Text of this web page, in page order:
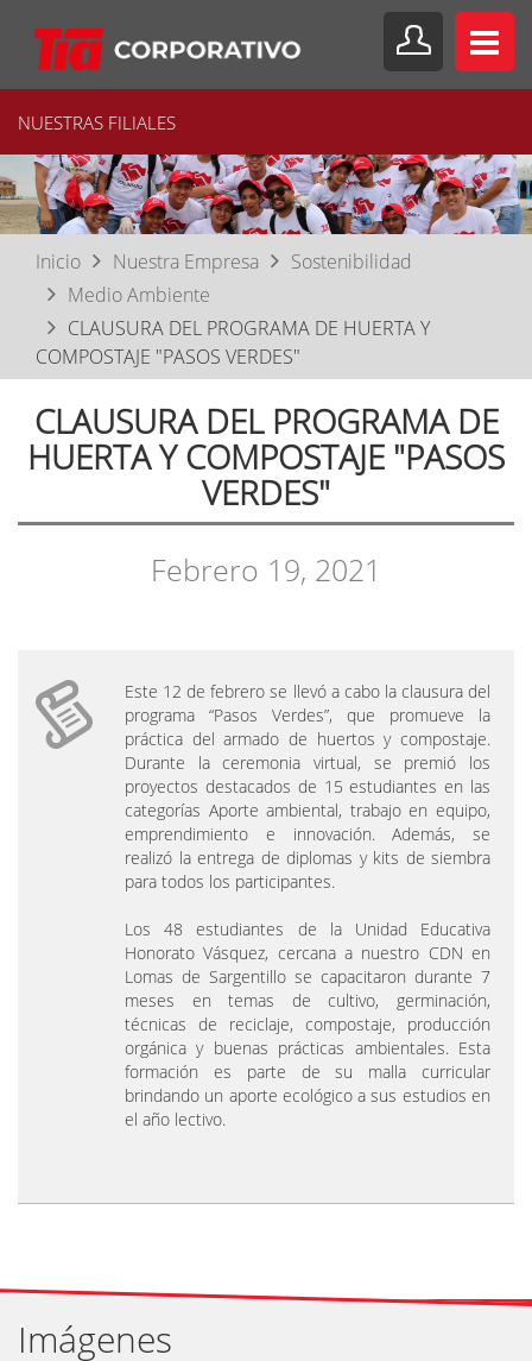
NUESTRAS FILIALES
Inicio Nuestra Empresa
Sostenibilidad
Medio Ambiente
CLAUSURA DEL PROGRAMA DE HUERTA Y
COMPOSTAJE "PASOS VERDES"
CLAUSURA DEL PROGRAMA DE
HUERTA Y COMPOSTAJE "PASOS
VERDES"
Febrero 19, 2021
Este 12 de febrero se llevó a cabo la clausura del
programa “Pasos Verdes”, que promueve la
práctica del armado de huertos y compostaje.
Durante la ceremonia virtual, se premió los
proyectos destacados de 15 estudiantes en las
categorías Aporte ambiental, trabajo en equipo,
emprendimiento e innovación. Además, se
realizó la entrega de diplomas y kits de siembra
para todos los participantes.
Los 48 estudiantes de la Unidad Educativa
Honorato Vásquez, cercana a nuestro CDN en
Lomas de Sargentillo se capacitaron durante 7
meses en temas de cultivo, germinación,
técnicas de reciclaje, compostaje, producción
orgánica y buenas prácticas ambientales. Esta
formación es parte de su malla curricular
brindando un aporte ecológico a sus estudios en
el año lectivo.
Imágenes